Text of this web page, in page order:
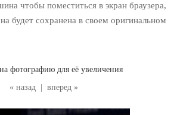
« назад вперед »
фотографию для её увеличения
чтобы поместиться в экран браузера,
будет сохранена в своем оригинальном